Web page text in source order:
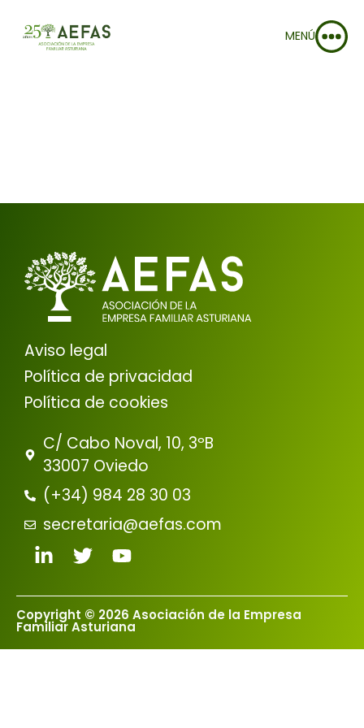
MENÚ
Aviso legal
Política de privacidad
Política de cookies
C/ Cabo Noval, 10, 3ºB
33007 Oviedo
(+34) 984 28 30 03
secretaria@aefas.com
Copyright © 2026 Asociación de la Empresa
Familiar Asturiana